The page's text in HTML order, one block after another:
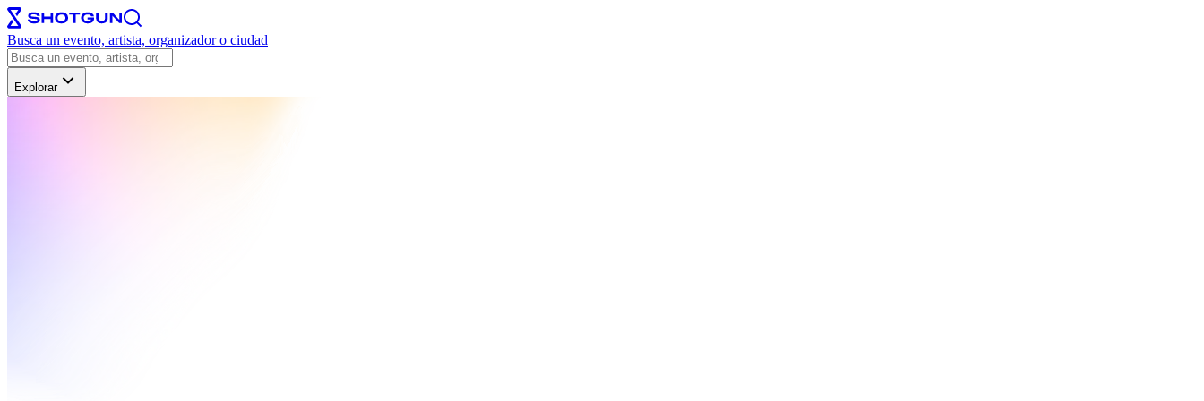
Busca un evento, artista, organizador o ciudad
Explorar